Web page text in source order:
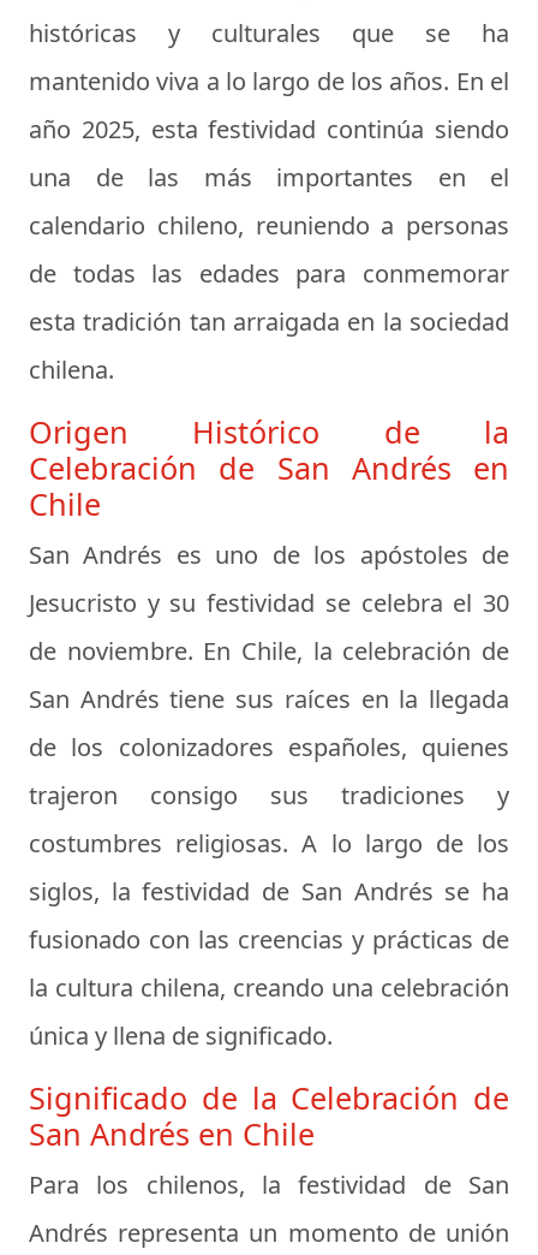
históricas y culturales que se ha
mantenido viva a lo largo de los años. En el
año 2025, esta festividad continúa siendo
una de las más importantes en el
calendario chileno, reuniendo a personas
de todas las edades para conmemorar
esta tradición tan arraigada en la sociedad
chilena.
Origen Histórico de la
Celebración de San Andrés en
Chile
San Andrés es uno de los apóstoles de
Jesucristo y su festividad se celebra el 30
de noviembre. En Chile, la celebración de
San Andrés tiene sus raíces en la llegada
de los colonizadores españoles, quienes
trajeron consigo sus tradiciones y
costumbres religiosas. A lo largo de los
siglos, la festividad de San Andrés se ha
fusionado con las creencias y prácticas de
la cultura chilena, creando una celebración
única y llena de significado.
Significado de la Celebración de
San Andrés en Chile
Para los chilenos, la festividad de San
Andrés representa un momento de unión